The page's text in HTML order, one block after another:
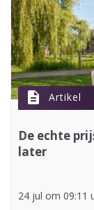
description Artikel
De echte
later
24 jul om 09:11